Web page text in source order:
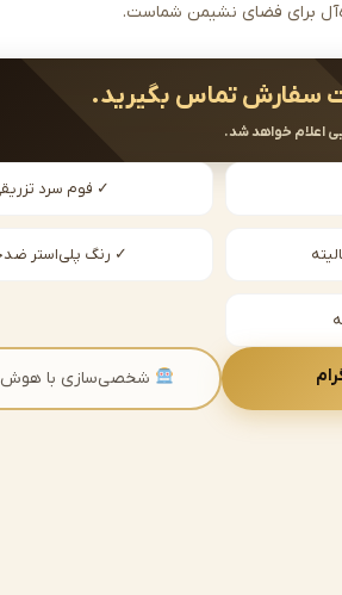
برای فضای نشیمن شماست.
سفارش تماس بگیرید.
اعلام خواهد شد.
✓ فوم سرد
✓ رنگ پلی‌استر
شخصی‌سازی با